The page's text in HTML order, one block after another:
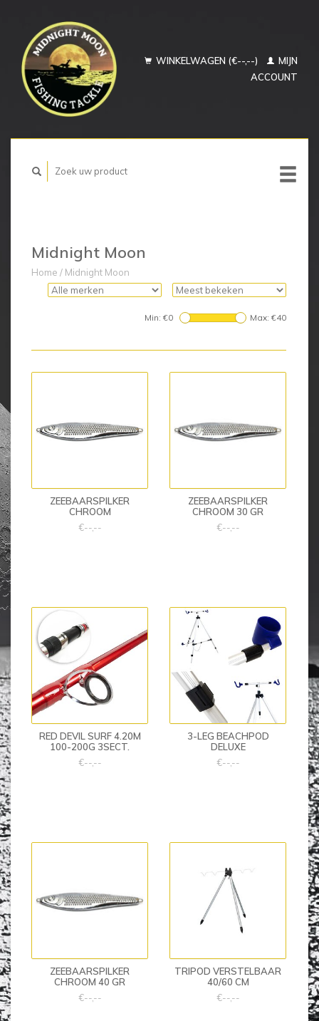
WINKELWAGEN (€--,--)
MIJN
ACCOUNT
Midnight Moon
Home / Midnight Moon
Min: €0 Max: €40
ZEEBAARSPILKER
CHROOM
€--,--
ZEEBAARSPILKER
CHROOM 30 GR
€--,--
RED DEVIL SURF 4.20M
100-200G 3SECT.
€--,--
3-LEG BEACHPOD
DELUXE
€--,--
ZEEBAARSPILKER
CHROOM 40 GR
€--,--
TRIPOD VERSTELBAAR
40/60 CM
€--,--